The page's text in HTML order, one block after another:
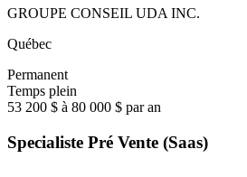
GROUPE CONSEIL UDA INC.
Québec
Permanent
Temps plein
53 200 $ à 80 000 $ par an
Specialiste Pré Vente (Saas)